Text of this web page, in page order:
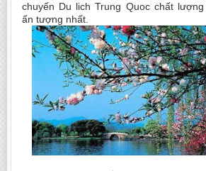
chuyến Du lich Trung Quoc chất lượng
ấn tượng nhất.